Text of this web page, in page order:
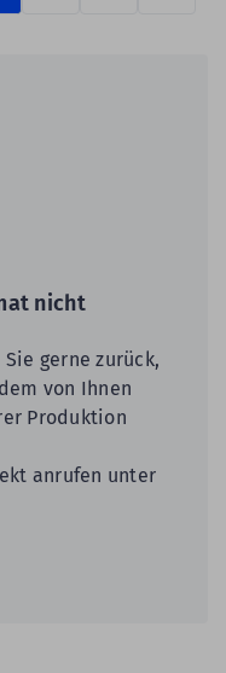
nicht
gerne zurück,
von Ihnen
Produktion
anrufen unter